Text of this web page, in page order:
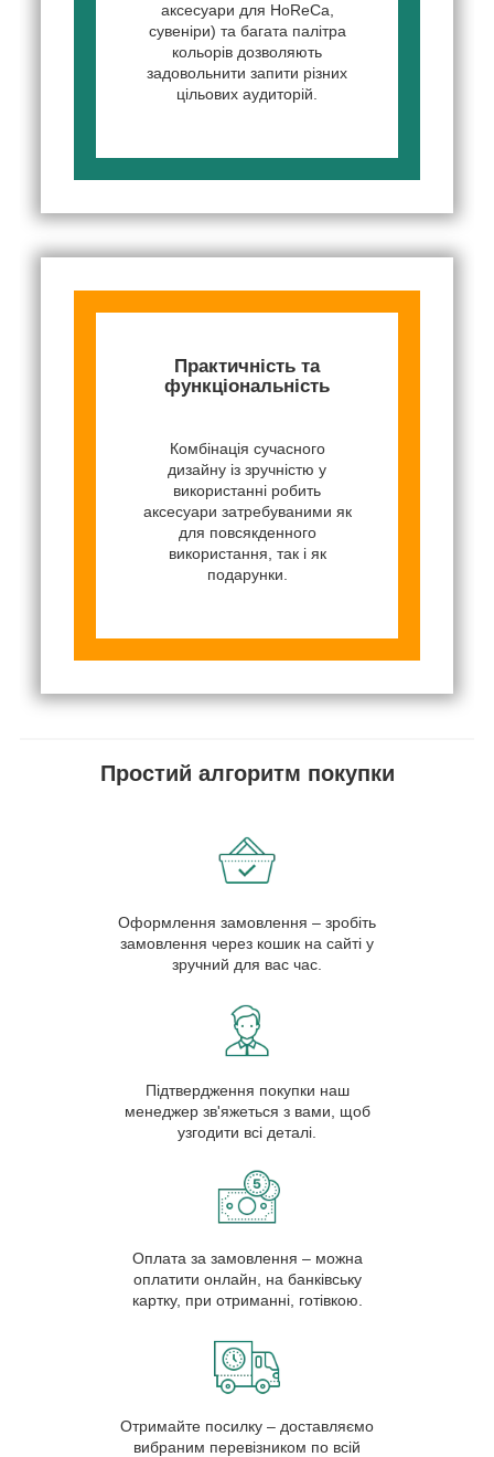
аксесуари для HoReCa,
сувеніри) та багата палітра
кольорів дозволяють
задовольнити запити різних
цільових аудиторій.
Практичність та
функціональність
Комбінація сучасного
дизайну із зручністю у
використанні робить
аксесуари затребуваними як
для повсякденного
використання, так і як
подарунки.
Простий алгоритм покупки
Оформлення замовлення – зробіть
замовлення через кошик на сайті у
зручний для вас час.
Підтвердження покупки наш
менеджер зв'яжеться з вами, щоб
узгодити всі деталі.
Оплата за замовлення – можна
оплатити онлайн, на банківську
картку, при отриманні, готівкою.
Отримайте посилку – доставляємо
вибраним перевізником по всій